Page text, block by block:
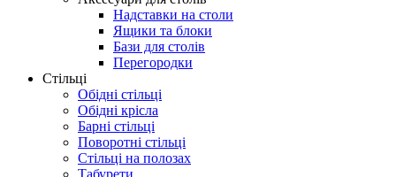
Надставки на столи
Ящики та блоки
Бази для столів
Перегородки
Стільці
Обідні стільці
Обідні крісла
Барні стільці
Поворотні стільці
Стільці на полозах
Табурети